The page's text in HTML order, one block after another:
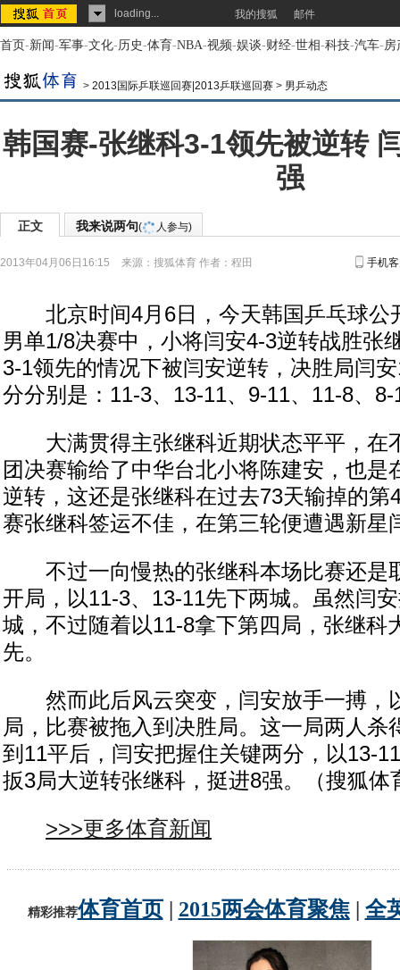
loading... 我的搜狐 邮件
首页-新闻-军事-文化-历史-体育-NBA-视频-娱谈-财经-世相-科技-汽车-房
> 2013国际乒联巡回赛|2013乒联巡回赛 > 男乒动态
韩国赛-张继科3-1领先被逆转
强
正文 我来说两句( 人参与)
2013年04月06日16:15 来源： 搜狐体育 作者：程田 手机
北京时间4月6日，今天韩国乒乓球公
男单1/8决赛中，小将闫安4-3逆转战胜张
3-1领先的情况下被闫安逆转，决胜局闫
分分别是：11-3、13-11、9-11、11-8、
大满贯得主张继科近期状态平平，在
团决赛输给了中华台北小将陈建安，也是
逆转，这还是张继科在过去73天输掉的第
赛张继科签运不佳，在第三轮便遭遇新星
不过一向慢热的张继科本场比赛还是
开局，以11-3、13-11先下两城。虽然闫
城，不过随着以11-8拿下第四局，张继科
先。
然而此后风云突变，闫安放手一搏，
局，比赛被拖入到决胜局。这一局两人杀
到11平后，闫安把握住关键两分，以13-
扳3局大逆转张继科，挺进8强。（搜狐体
>>>更多体育新闻